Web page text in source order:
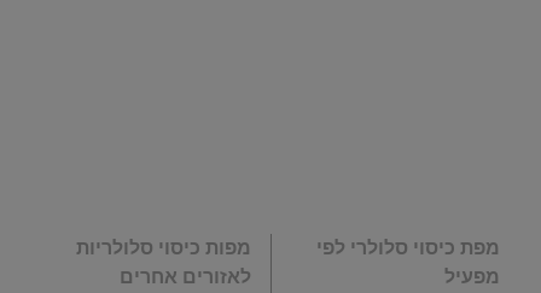
מפת כיסוי סלולרי לפי
מפעיל
מפות כיסוי סלולריות
לאזורים אחרים